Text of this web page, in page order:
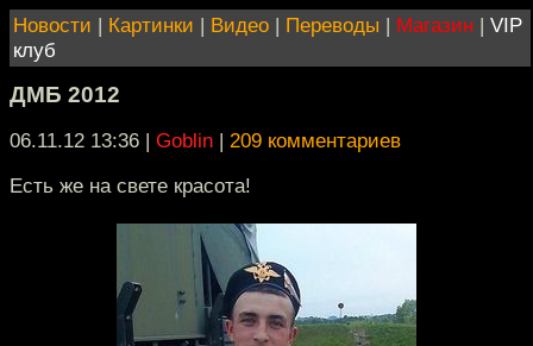
Новости | Картинки | Видео | Переводы | Магазин | VIP
клуб
ДМБ 2012
06.11.12 13:36 | Goblin | 209 комментариев
Есть же на свете красота!